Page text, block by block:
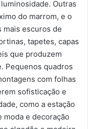
Outras
do marrom, e o
mais escuros de
tapetes, capas
que produzem
Pequenos quadros
com folhas
sofisticação e
como a estação
moda e decoração